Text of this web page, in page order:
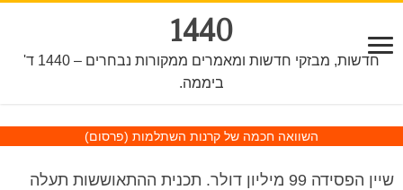
1440
חדשות, מבזקי חדשות ומאמרים ממקורות נבחרים – 1440 ד'
ביממה.
השוואה חכמה של קרנות השתלמות (פרסום)
שיין הפסידה 99 מיליון דולר. תכנית ההתאוששות תעלה